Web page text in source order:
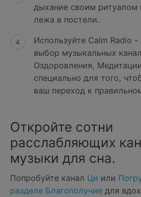
дыхание своим ритуалом
лежа в постели.
Используйте Calm Radio
выбор музыкальных
Оздоровления,
специально для того,
ваш переход к
Откройте сотни
расслабляющих
музыки для сна.
Попробуйте канал Ци или
разделе Благополучие для